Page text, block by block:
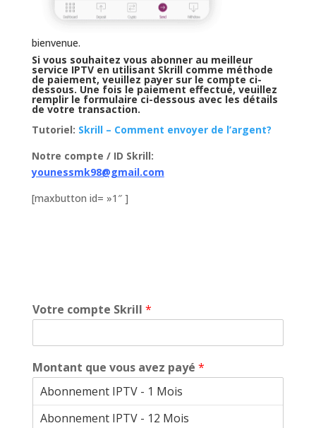
bienvenue.
Si vous souhaitez vous abonner au meilleur
service IPTVen utilisant Skrill comme méthode
de paiement, veuillez payer sur le compte ci-
dessous. Une fois le paiement effectué, veuillez
remplir le formulaire ci-dessous avec les détails
de votre transaction.
Tutoriel: Skrill – Comment envoyer de l’argent?
Notre compte / ID Skrill:
younessmk98@gmail.com
[maxbutton id= »1″ ]
Votre compte Skrill *
Montant que vous avez payé *